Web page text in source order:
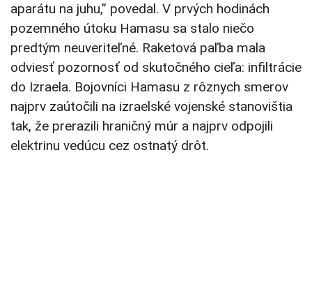
aparátu na juhu,” povedal. V prvých hodinách
pozemného útoku Hamasu sa stalo niečo
predtým neuveriteľné. Raketová paľba mala
odviesť pozornosť od skutočného cieľa: infiltrácie
do Izraela. Bojovníci Hamasu z rôznych smerov
najprv zaútočili na izraelské vojenské stanovištia
tak, že prerazili hraničný múr a najprv odpojili
elektrinu vedúcu cez ostnatý drôt.